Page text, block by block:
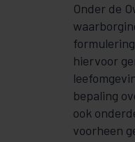
Onder de
hiervoor
bepaling
ook
voorheen